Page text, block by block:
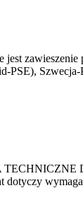
zawieszenie
PSE),
TECHNICZNE